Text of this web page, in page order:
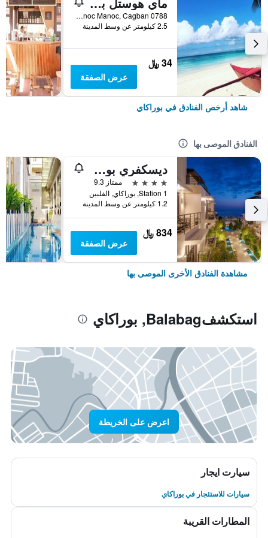
0788 Manoc Manoc, Cagban, بوراكاي, الفلبين
2.5 كيلومتر عن وسط المدينة
34 ﷼
عرض الصفقة
شاهد أرخص الفنادق في بوراكاي
الفنادق الموصى بها
ديسكفري بوراكاي
4 نجوم
ممتاز 9.3
Station 1, بوراكاي, الفلبين
1.2 كيلومتر عن وسط المدينة
834 ﷼
عرض الصفقة
مشاهدة الفنادق الأخرى الموصى بها
استكشفBalabag, بوراكاي
اعرض على الخريطة
سيارت ايجار
سيارات للاستئجار في بوراكاي
المطارات القريبة